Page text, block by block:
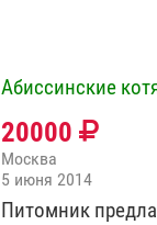
Абиссинские
20000
Москва
5 июня 2014
Питомник